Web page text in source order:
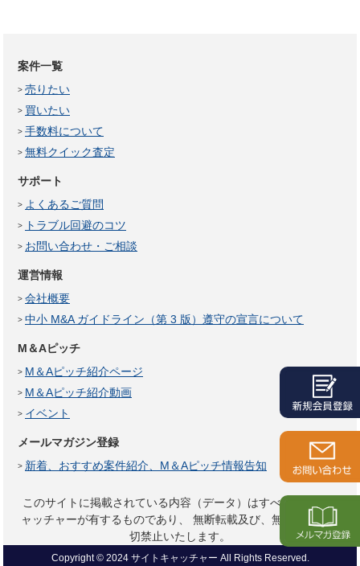
案件一覧
売りたい
買いたい
手数料について
無料クイック査定
サポート
よくあるご質問
トラブル回避のコツ
お問い合わせ・ご相談
運営情報
会社概要
中小 M&A ガイドライン（第 3 版）遵守の宣言について
M＆Aピッチ
M＆Aピッチ紹介ページ
M＆Aピッチ紹介動画
イベント
メールマガジン登録
新着、おすすめ案件紹介、M＆Aピッチ情報告知
このサイトに掲載されている内容（データ）はすべてサイトキ
ャッチャーが有するものであり、
無断転載及び、無断複製は一
切禁止いたします。
Copyright © 2024 サイトキャッチャー All Rights Reserved.